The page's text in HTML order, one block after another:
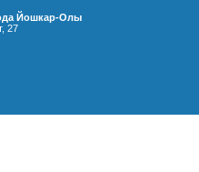
Йошкар-Олы
27